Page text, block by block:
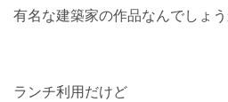
有名な建築家の作品なんでしょう
ランチ利用だけど